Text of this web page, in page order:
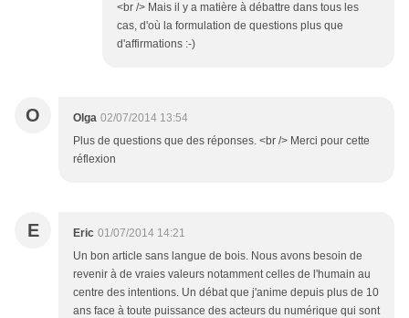
<br /> Mais il y a matière à débattre dans tous les
cas, d'où la formulation de questions plus que
d'affirmations :-)
O Olga 02/07/2014 13:54
Plus de questions que des réponses. <br /> Merci pour cette
réflexion
E Eric 01/07/2014 14:21
Un bon article sans langue de bois. Nous avons besoin de
revenir à de vraies valeurs notamment celles de l'humain au
centre des intentions. Un débat que j'anime depuis plus de 10
ans face à toute puissance des acteurs du numérique qui sont